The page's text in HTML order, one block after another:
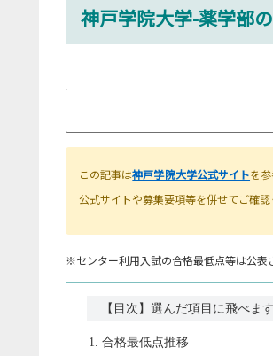
神戸学院大学-薬学部
この記事は神戸学院大学公式サイトを
公式サイトや募集要項等を併せてご確認
※センター利用入試の合格最低点等は公表
【目次】選んだ項目に飛べます
合格最低点推移